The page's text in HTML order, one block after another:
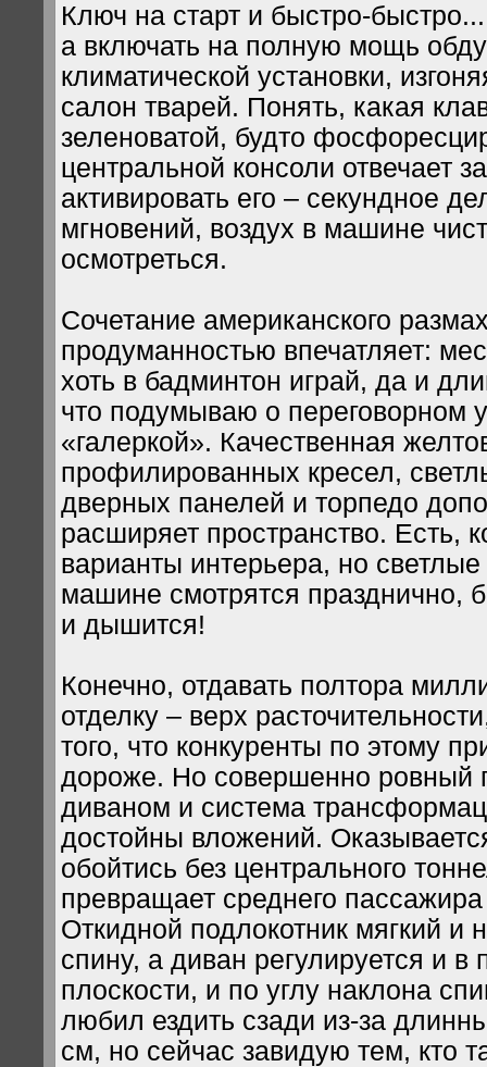
Ключ на старт и быстро-быстро...
а включать на полную мощь
климатической установки,
салон тварей. Понять, какая
зеленоватой, будто
центральной консоли отвечает
активировать его – секундное
мгновений, воздух в машине
осмотреться.
Сочетание американского
продуманностью впечатляет:
хоть в бадминтон играй, да и
что подумываю о переговорном
«галеркой». Качественная
профилированных кресел,
дверных панелей и торпедо
расширяет пространство. Есть,
варианты интерьера, но светлые
машине смотрятся празднично,
и дышится!
Конечно, отдавать полтора
отделку – верх
того, что конкуренты по этому
дороже. Но совершенно ровный
диваном и система
достойны вложений.
обойтись без центрального
превращает среднего
Откидной подлокотник мягкий и
спину, а диван регулируется и в
плоскости, и по углу наклона
любил ездить сзади из-за
см, но сейчас завидую тем, кто